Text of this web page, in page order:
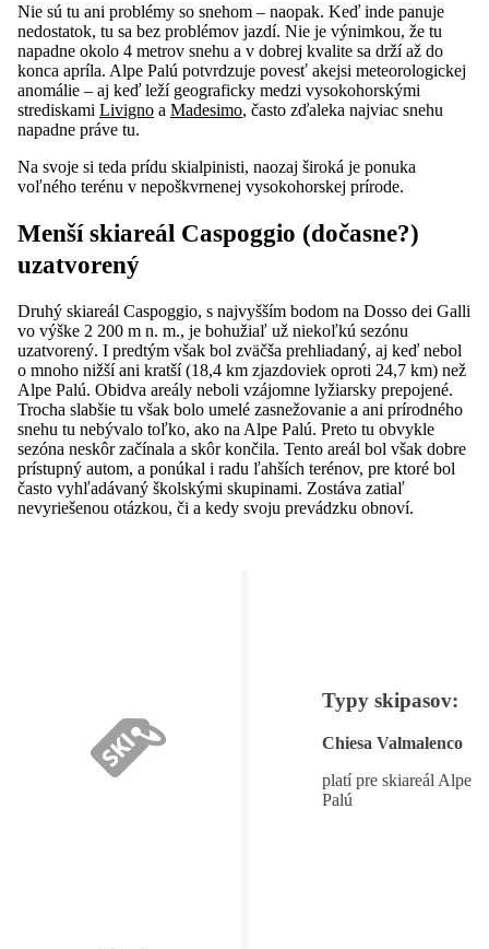
Nie sú tu ani problémy so snehom – naopak. Keď inde panuje
nedostatok, tu sa bez problémov jazdí. Nie je výnimkou, že tu
napadne okolo 4 metrov snehu a v dobrej kvalite sa drží až do
konca apríla. Alpe Palú potvrdzuje povesť akejsi meteorologickej
anomálie – aj keď leží geograficky medzi vysokohorskými
strediskami Livigno a Madesimo, často zďaleka najviac snehu
napadne práve tu.
Na svoje si teda prídu skialpinisti, naozaj široká je ponuka
voľného terénu v nepoškvrnenej vysokohorskej prírode.
Menší skiareál Caspoggio (dočasne?)
uzatvorený
Druhý skiareál Caspoggio, s najvyšším bodom na Dosso dei Galli
vo výške 2 200 m n. m., je bohužiaľ už niekoľkú sezónu
uzatvorený. I predtým však bol zväčša prehliadaný, aj keď nebol
o mnoho nižší ani kratší (18,4 km zjazdoviek oproti 24,7 km) než
Alpe Palú. Obidva areály neboli vzájomne lyžiarsky prepojené.
Trocha slabšie tu však bolo umelé zasnežovanie a ani prírodného
snehu tu nebývalo toľko, ako na Alpe Palú. Preto tu obvykle
sezóna neskôr začínala a skôr končila. Tento areál bol však dobre
prístupný autom, a ponúkal i radu ľahších terénov, pre ktoré bol
často vyhľadávaný školskými skupinami. Zostáva zatiaľ
nevyriešenou otázkou, či a kedy svoju prevádzku obnoví.
Typy skipasov:
Chiesa Valmalenco
platí pre skiareál Alpe
Palú